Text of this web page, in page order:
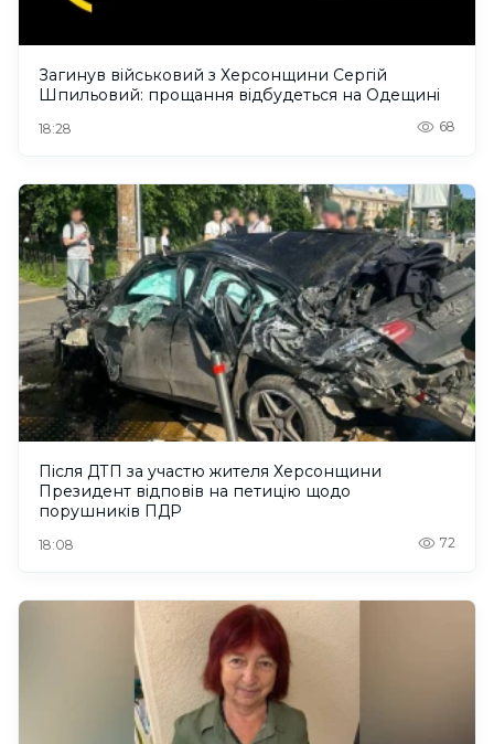
Загинув військовий з Херсонщини Сергій
Шпильовий: прощання відбудеться на Одещині
18:28 68
Після ДТП за участю жителя Херсонщини
Президент відповів на петицію щодо
порушників ПДР
18:08 72